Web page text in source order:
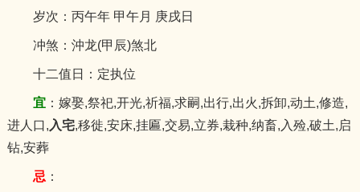
岁次：丙午年 甲午月 庚戌日
冲煞：沖龙(甲辰)煞北
十二值日：定执位
宜：嫁娶,祭祀,开光,祈福,求嗣,出行,出火,拆卸,动土,修造,
进人口, 入宅,移徙,安床,挂匾,交易,立券,栽种,纳畜,入殓,破土,启
钻,安葬
忌 ：